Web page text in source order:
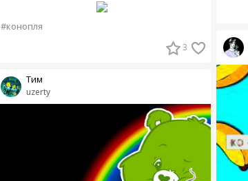
#конопля
3
uzerty
Тим